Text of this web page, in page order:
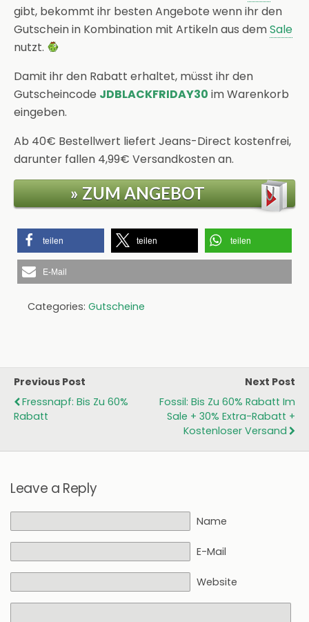
gibt, bekommt ihr besten Angebote wenn ihr den
Gutschein in Kombination mit Artikeln aus demSale
nutzt.
Damit ihr den Rabatt erhaltet, müsst ihr den
Gutscheincode JDBLACKFRIDAY30 im Warenkorb
eingeben.
Ab 40€ Bestellwert liefert Jeans-Direct kostenfrei,
darunter fallen 4,99€ Versandkosten an.
» ZUM ANGEBOT
teilen teilen teilen
E-Mail
Categories: Gutscheine
Previous Post
Fressnapf: Bis Zu 60%
Rabatt
Next Post
Fossil: Bis Zu 60% Rabatt Im
Sale + 30% Extra-Rabatt +
Kostenloser Versand
Leave a Reply
Name
E-Mail
Website